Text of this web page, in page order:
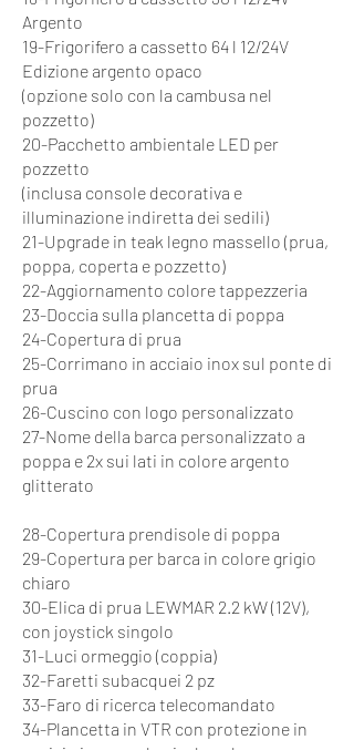
Argento
19-Frigorifero a cassetto 64 l 12/24V
Edizione argento opaco
(opzione solo con la cambusa nel
pozzetto)
20-Pacchetto ambientale LED per
pozzetto
(inclusa console decorativa e
illuminazione indiretta dei sedili)
21-Upgrade in teak legno massello (prua,
poppa, coperta e pozzetto)
22-Aggiornamento colore tappezzeria
23-Doccia sulla plancetta di poppa
24-Copertura di prua
25-Corrimano in acciaio inox sul ponte di
prua
26-Cuscino con logo personalizzato
27-Nome della barca personalizzato a
poppa e 2x sui lati in colore argento
glitterato
28-Copertura prendisole di poppa
29-Copertura per barca in colore grigio
chiaro
30-Elica di prua LEWMAR 2.2 kW (12V),
con joystick singolo
31-Luci ormeggio (coppia)
32-Faretti subacquei 2 pz
33-Faro di ricerca telecomandato
34-Plancetta in VTR con protezione in